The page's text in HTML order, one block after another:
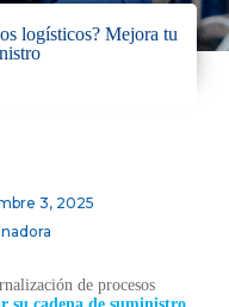
logísticos? Mejora tu
3, 2025
de procesos